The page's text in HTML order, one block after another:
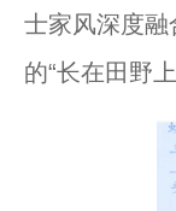
士家风深度
的“长在田野